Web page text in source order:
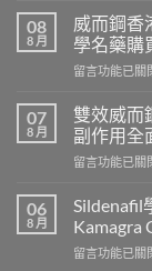
利
士
有
副
用
嗎？
Cialis
常
副
作
注
08
8 月
威而鋼香
學名藥購
在
而
鋼
香
港
錢
2026
Viagra
留言功能已關
07
8 月
雙效威而
副作用全
在
效
威
而
鋼
留言功能已關
06
8 月
Sildenafil
Kamagra
在
留言功能已關